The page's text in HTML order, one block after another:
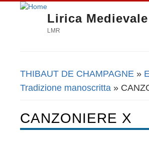
Lirica
LMR
Tu sei qui
THIBAUT DE CHAMPAGNE »
Tradizione manoscritta »
CANZONIERE X